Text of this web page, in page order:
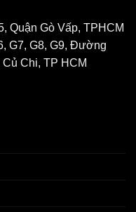
Quận Gò Vấp, TPHCM
G7, G8, G9, Đường
Chi, TP HCM